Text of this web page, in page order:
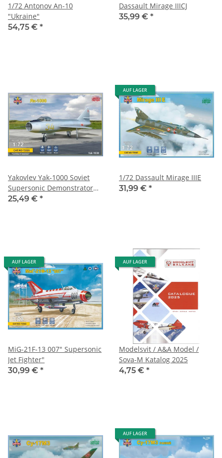
1/72 Antonov An-10
"Ukraine"
54,75 € *
Dassault Mirage IIICJ
35,99 € *
Yakovlev Yak-1000 Soviet
Supersonic Demonstrator
1:72
25,49 € *
AUF LAGER
1/72 Dassault Mirage IIIE
31,99 € *
AUF LAGER
MiG-21F-13 007" Supersonic
Jet Fighter"
30,99 € *
AUF LAGER
Modelsvit / A&A Model /
Sova-M Katalog 2025
4,75 € *
AUF LAGER